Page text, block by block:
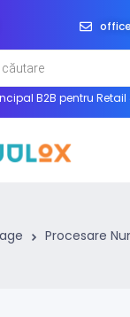
B2B pentru Retail
Procesare